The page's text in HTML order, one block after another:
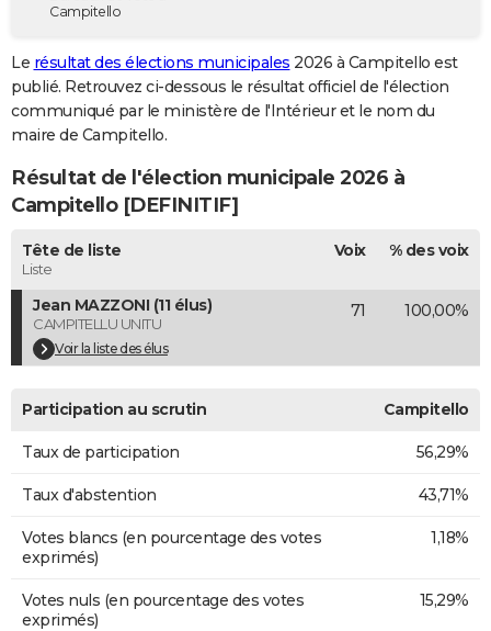
Destinations
City break
Voyage nature
Voyage de noces
Forum
GUIDES D'ACHAT
BONS PLANS
Carte de Noël
Carte Bonne année
Carte Saint-Valentin
Carte Pâques
Carte d'anniversaire
DICTIONNAIRE
Dictionnaire
Biographies
Citations
Expressions
Proverbes
PROGRAMME TV
COPAINS D'AVANT
S'inscrire
Se connecter
Lycées
Collèges
Primaires
Universités
Entreprises
Service militaire
Avis de recherche
AVIS DE DÉCÈS
Bricolage
Television
Campitello
Le résultat des élections municipales 2026 à Campitello est
publié. Retrouvez ci-dessous le résultat officiel de l'élection
communiqué par le ministère de l'Intérieur et le nom du
maire de Campitello.
Résultat de l'élection municipale 2026 à
Campitello [DEFINITIF]
Tête de liste
Liste
Voix % des voix
Jean MAZZONI (11 élus)
CAMPITELLU UNITU
Voir la liste des élus
71 100,00%
Participation au scrutin Campitello
Taux de participation 56,29%
Taux d'abstention 43,71%
Votes blancs (en pourcentage des votes
exprimés)
1,18%
Votes nuls (en pourcentage des votes
exprimés)
15,29%